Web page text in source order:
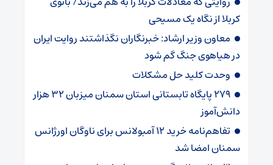
کربلا از نگاه یک مسیحی
معاون وزیر ارشاد: خبرنگاران نگذاشتند روایت ایران
در هیاهوی جنگ گم شود
وحدت کلید حل مشکلات
۲۷۹ پایگاه تابستانی استان سمنان میزبان ۳۲ هزار
دانش‌آموز
تفاهم‌نامه خرید ۱۲ آمبولانس برای ناوگان اورژانس
سمنان امضا شد